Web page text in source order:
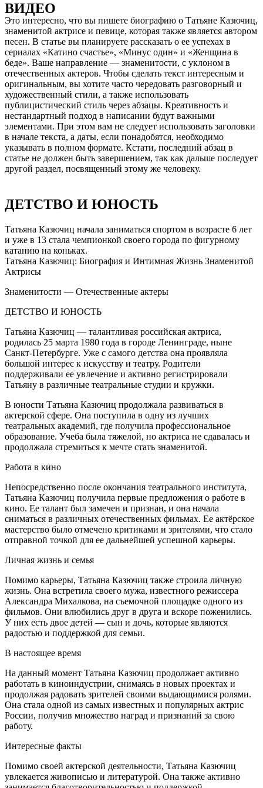
ВИДЕО
Это интересно, что вы пишете биографию о Татьяне Казючиц,
знаменитой актрисе и певице, которая также является автором
песен. В статье вы планируете рассказать о ее успехах в
сериалах «Катино счастье», «Минус один» и «Женщина в
беде». Ваше направление — знаменитости, с уклоном в
отечественных актеров. Чтобы сделать текст интересным и
оригинальным, вы хотите часто чередовать разговорный и
художественный стили, а также использовать
публицистический стиль через абзацы. Креативность и
нестандартный подход в написании будут важными
элементами. При этом вам не следует использовать заголовки
в начале текста, а даты, если понадобятся, необходимо
указывать в полном формате. Кстати, последний абзац в
статье не должен быть завершением, так как дальше последует
другой раздел, посвященный этому же человеку.
ДЕТСТВО И ЮНОСТЬ
Татьяна Казючиц начала заниматься спортом в возрасте 6 лет
и уже в 13 стала чемпионкой своего города по фигурному
катанию на коньках.
Татьяна Казючиц: Биография и Интимная Жизнь Знаменитой
Актрисы
Знаменитости — Отечественные актеры
ДЕТСТВО И ЮНОСТЬ
Татьяна Казючиц — талантливая российская актриса,
родилась 25 марта 1980 года в городе Ленинграде, ныне
Санкт-Петербурге. Уже с самого детства она проявляла
большой интерес к искусству и театру. Родители
поддерживали ее увлечение и активно регистрировали
Татьяну в различные театральные студии и кружки.
В юности Татьяна Казючиц продолжала развиваться в
актерской сфере. Она поступила в одну из лучших
театральных академий, где получила профессиональное
образование. Учеба была тяжелой, но актриса не сдавалась и
продолжала стремиться к мечте стать знаменитой.
Работа в кино
Непосредственно после окончания театрального института,
Татьяна Казючиц получила первые предложения о работе в
кино. Ее талант был замечен и признан, и она начала
сниматься в различных отечественных фильмах. Ее актёрское
мастерство было отмечено критиками и зрителями, что стало
отправной точкой для ее дальнейшей успешной карьеры.
Личная жизнь и семья
Помимо карьеры, Татьяна Казючиц также строила личную
жизнь. Она встретила своего мужа, известного режиссера
Александра Михалкова, на съемочной площадке одного из
фильмов. Они влюбились друг в друга и вскоре поженились.
У них есть двое детей — сын и дочь, которые являются
радостью и поддержкой для семьи.
В настоящее время
На данный момент Татьяна Казючиц продолжает активно
работать в киноиндустрии, снимаясь в новых проектах и
продолжая радовать зрителей своими выдающимися ролями.
Она стала одной из самых известных и популярных актрис
России, получив множество наград и признаний за свою
работу.
Интересные факты
Помимо своей актерской деятельности, Татьяна Казючиц
увлекается живописью и литературой. Она также активно